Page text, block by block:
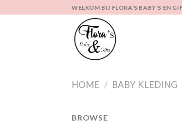
naar
WELKOM BIJ FLORA'S BABY'S EN
HOME / BABY KLEDING
BROWSE